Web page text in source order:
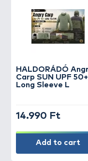
HALDORÁDÓ
Carp SUN UPF 50+
Long Sleeve L
14.990 Ft
Add to cart